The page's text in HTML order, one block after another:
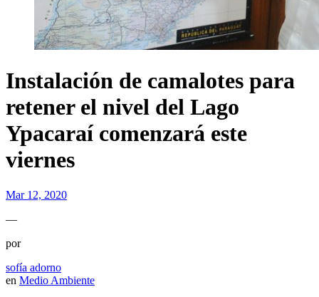
Instalación de camalotes para
retener el nivel del Lago
Ypacaraí comenzará este
viernes
Mar 12, 2020
—
por
sofía adorno
en Medio Ambiente